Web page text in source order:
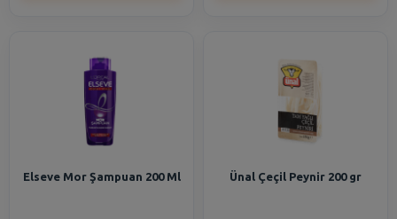
Elseve Mor Şampuan 200 Ml Ünal Çeçil Peynir 200 gr